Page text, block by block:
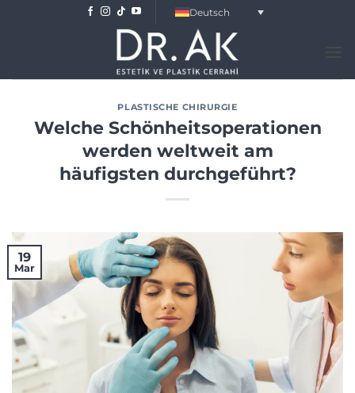
Deutsch
PLASTISCHE CHIRURGIE
Welche Schönheitsoperationen
werden weltweit am
häufigsten durchgeführt?
19
Mar